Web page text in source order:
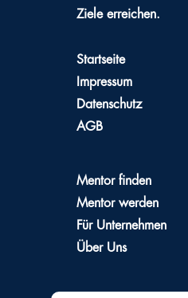
Ziele erreichen.
Startseite
Impressum
Datenschutz
AGB
Mentor finden
Mentor werden
Für Unternehmen
Über Uns